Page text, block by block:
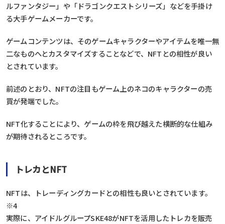
ルファンタジー」や「ドラゴンクエストシリーズ」などを手掛け
る大手ゲームメーカーです。
ゲームコンテンツは、そのゲームキャラクターやアイテムを唯一無
二なものへとカスタマイズすることなどで、NFTとの相性が良い
とされています。
前述のとおり、NFTの注目もゲーム上のネコのキャラクターの売
買が発端でした。
NFT化することにより、ゲームの枠を飛び越えた横断的な仕組み
が期待されるところです。
トレカとNFT
NFTは、トレーディングカードとの相性も良いとされています。
※4
実際に、アイドルグループSKE48がNFTを活用したトレカを販売